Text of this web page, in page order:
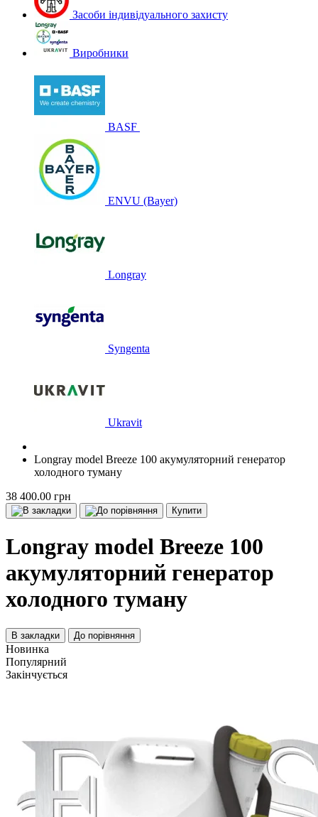
Засоби індивідуального захисту
Виробники
BASF
ENVU (Bayer)
Longray
Syngenta
Ukravit
Longray model Breeze 100 акумуляторний генератор
холодного туману
38 400.00 грн
Купити
Longray model Breeze 100
акумуляторний генератор
холодного туману
В закладки До порівняння
Новинка
Популярний
Закінчується